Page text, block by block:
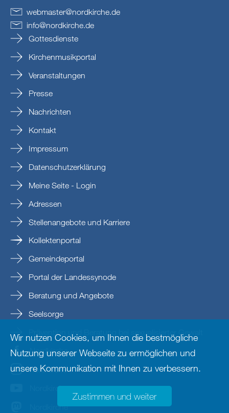
webmaster@nordkirche.de
info@nordkirche.de
Gottesdienste
Kirchenmusikportal
Veranstaltungen
Presse
Nachrichten
Kontakt
Impressum
Datenschutzerklärung
Meine Seite - Login
Adressen
Stellenangebote und Karriere
Kollektenportal
Gemeindeportal
Portal der Landessynode
Beratung und Angebote
Seelsorge
Prävention und Beratung bei sexualisierter Gewalt
Nordkirche
nordkirche
Nordkirche
Nordkirche
Wir nutzen Cookies, um Ihnen die bestmögliche
Nutzung unserer Webseite zu ermöglichen und
unsere Kommunikation mit Ihnen zu verbessern.
Zustimmen und weiter